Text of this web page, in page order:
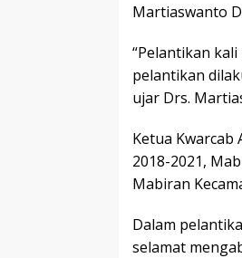
Martiaswanto
“Pelantikan
pelantikan
ujar Drs.
Ketua
2018-2021,
Mabiran
Dalam
selamat